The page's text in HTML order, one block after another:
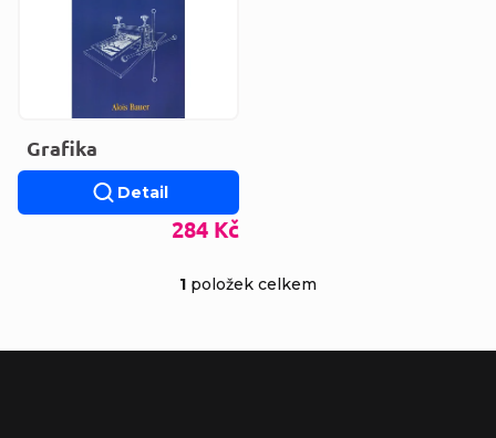
Grafika
284 Kč
Detail
1 položek celkem